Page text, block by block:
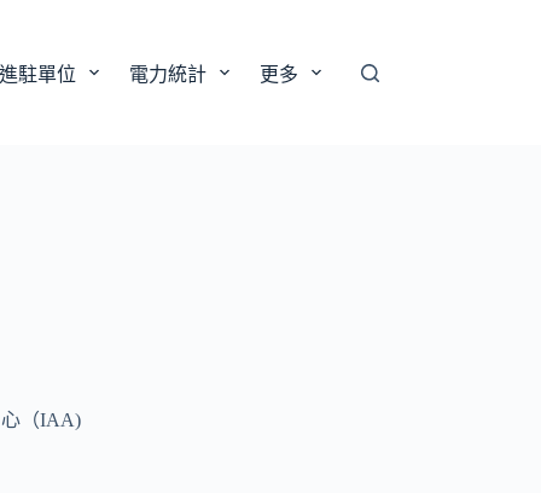
駐單位 電力統計 更多
（IAA)